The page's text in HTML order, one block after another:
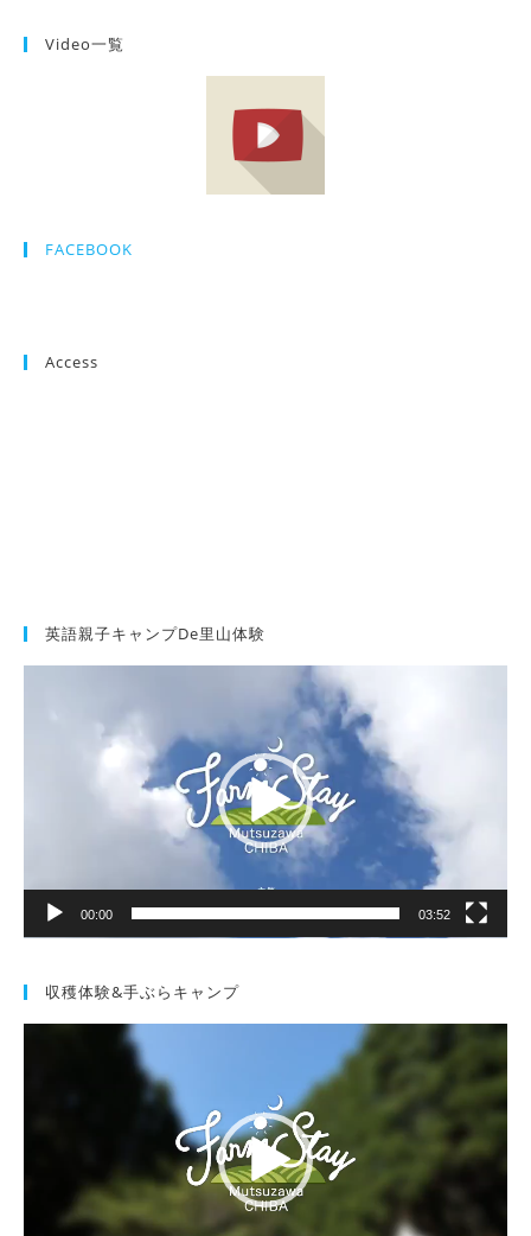
Video一覧
FACEBOOK
Access
英語親子キャンプde里山体験
00:00 03:52
収穫体験&手ぶらキャンプ